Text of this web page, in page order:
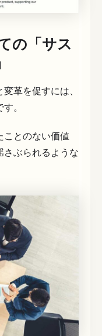
の「サス
革を促すには、
。
ことのない価値
さぶられるような